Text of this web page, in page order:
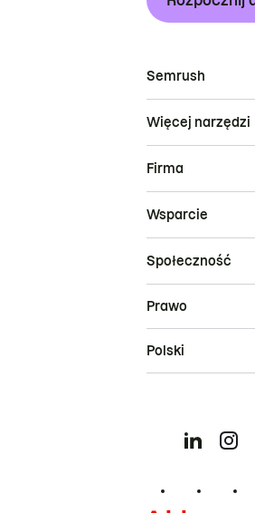
Semrush
Więcej narzędzi
Firma
Wsparcie
Społeczność
Prawo
Polski